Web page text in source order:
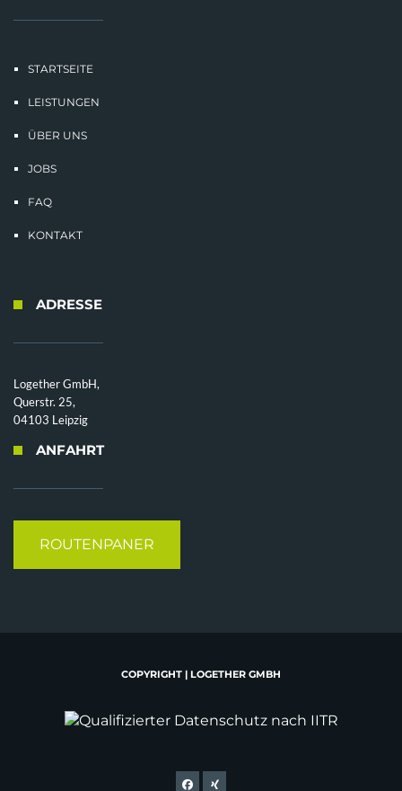
STARTSEITE
LEISTUNGEN
ÜBER UNS
JOBS
FAQ
KONTAKT
ADRESSE
Logether GmbH,
Querstr. 25,
04103 Leipzig
ANFAHRT
ROUTENPANER
COPYRIGHT | LOGETHER GMBH